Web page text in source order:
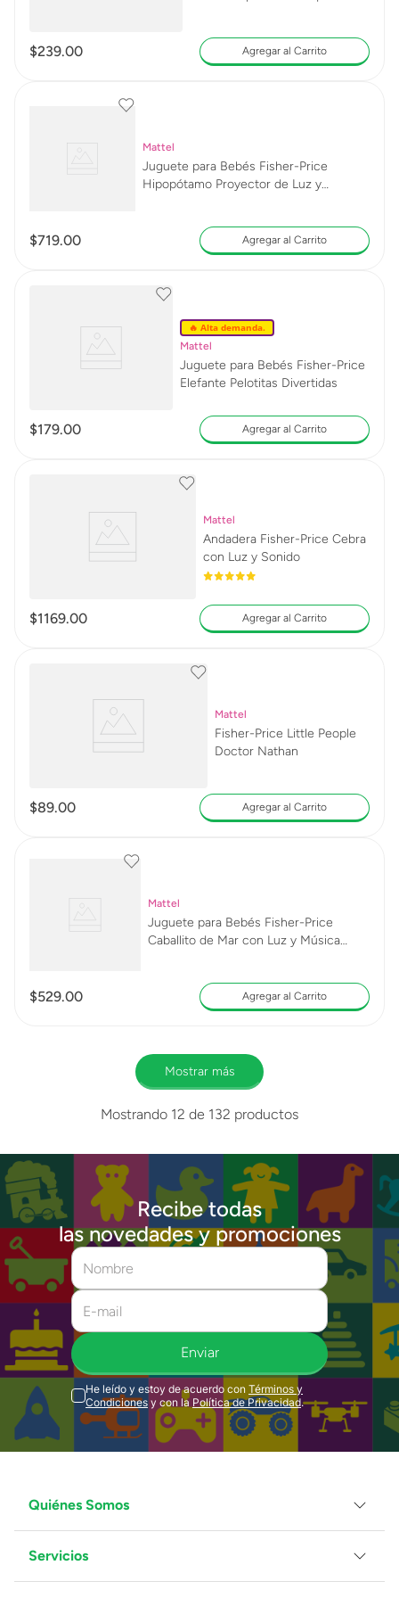
$239.00 Agregar al Carrito
Mattel
Juguete para Bebés Fisher-Price
Hipopótamo Proyector de Luz y
$719.00 Agregar al Carrito
🔥 Alta demanda.
Mattel
Juguete para Bebés Fisher-Price
Elefante Pelotitas Divertidas
$179.00 Agregar al Carrito
Mattel
Andadera Fisher-Price Cebra
con Luz y Sonido
$1169.00 Agregar al Carrito
Mattel
Fisher-Price Little People
Doctor Nathan
$89.00 Agregar al Carrito
Mattel
Juguete para Bebés Fisher-Price
Caballito de Mar con Luz y Música
$529.00 Agregar al Carrito
Mostrar más
Mostrando 12 de 132 productos
Recibe todas
las novedades y promociones
Enviar
He leído y estoy de acuerdo con Términos y
Condiciones y con la Política de Privacidad.
Quiénes Somos
Grupo Juguetron
Localiza tu tienda
Servicios